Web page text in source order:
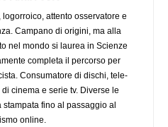
attento osservatore e
Campano di origini, ma alla
nel mondo si laurea in Scienze
completa il percorso per
Consumatore di dischi, tele-
cinema e serie tv. Diverse le
fino al passaggio al
online.